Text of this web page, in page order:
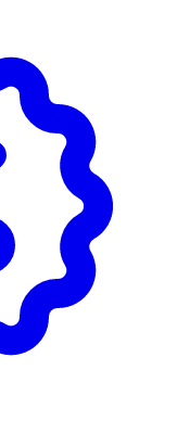
i
ur. Kan
Aloe Barbadensis
Juice, Camellia
Bark Extract,
PEG-40